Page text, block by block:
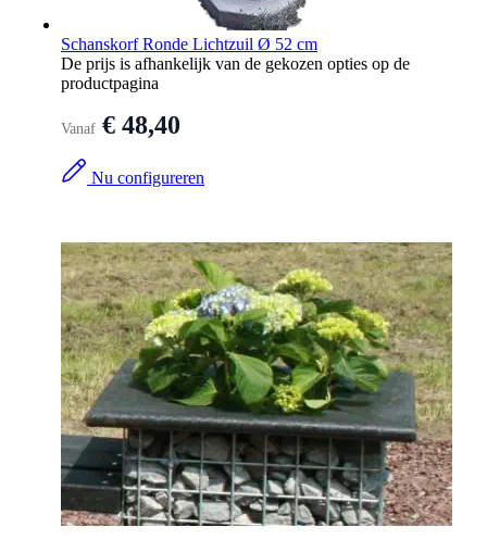
Schanskorf Ronde Lichtzuil Ø 52 cm
De prijs is afhankelijk van de gekozen opties op de
productpagina
Vanaf € 48,40
Nu configureren